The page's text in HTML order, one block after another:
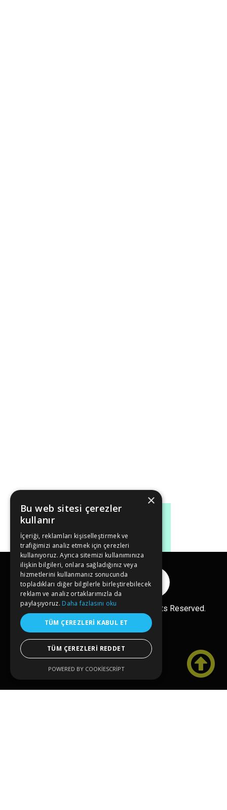

Reklam Ver
Copyright© 2026 kongreler.net All Rights Reserved.
×
Bu web sitesi çerezler
kullanır
İçeriği, reklamları kişiselleştirmek ve
trafiğimizi analiz etmek için çerezleri
kullanıyoruz. Ayrıca sitemizi kullanımınıza
ilişkin bilgileri, onlara sağladığınız veya
hizmetlerini kullanmanız sonucunda
topladıkları diğer bilgilerle birleştirebilecek
reklam ve analiz ortaklarımızla da
paylaşıyoruz. Daha fazlasını oku
TÜM ÇEREZLERI KABUL ET
TÜM ÇEREZLERI REDDET
POWERED BY COOKIESCRIPT